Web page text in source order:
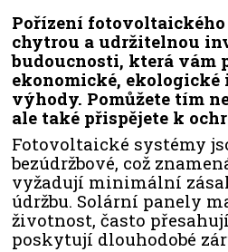
Pořízení
chytrou a udržitelnou
budoucnosti, která vám
ekonomické,
výhody. Pomůžete tím
ale také přispějete k
Fotovoltaické systémy
bezúdržbové, což
vyžadují minimální
údržbu. Solární panely
životnost, často
poskytují dlouhodobé